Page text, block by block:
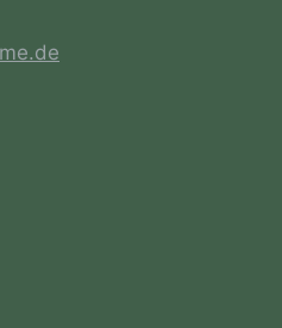
sind alle
natürliche Person (im
eine natürliche
Zuordnung zu einer